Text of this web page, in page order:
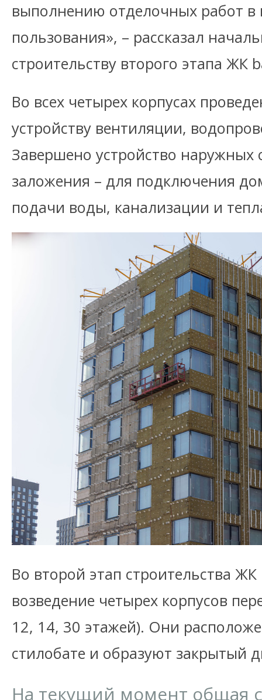
выполнению отделочных работ в
пользования», – рассказал
строительству второго этапа ЖК
Во всех четырех корпусах
устройству вентиляции,
Завершено устройство наружных
заложения – для подключения
подачи воды, канализации и
Во второй этап строительства
возведение четырех корпусов
12, 14, 30 этажей). Они
стилобате и образуют закрытый
На текущий момент общая